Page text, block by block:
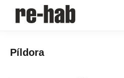
lateral
│
Crisis
difusión
Píldora